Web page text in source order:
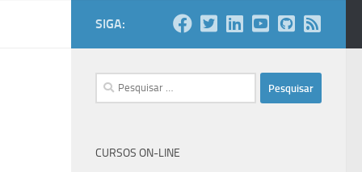
SIGA:
Pesquisar
por:
CURSOS ON-LINE